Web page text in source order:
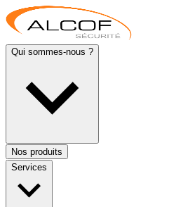
Qui sommes-nous ?
Nos produits
Services